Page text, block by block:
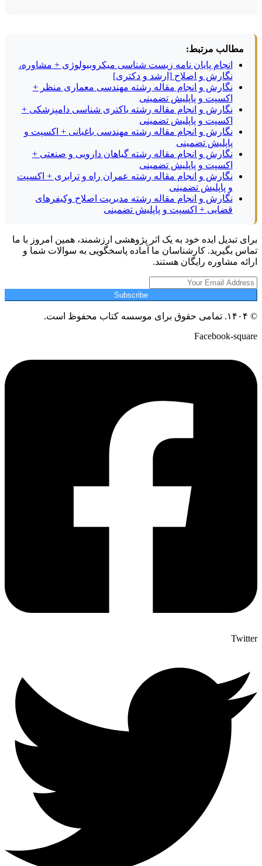
مطالب مرتبط:
انجام پایان نامه زیست شناسی میکروبیولوژی + مشاوره،
نگارش و اصلاح [ارشد و دکتری]
نگارش و انجام مقاله رشته مهندسی معماری منظر +
اکسپت و پاپلیش تضمینی
نگارش و انجام مقاله رشته باکتری شناسی دامپزشکی +
اکسپت و پاپلیش تضمینی
نگارش و انجام مقاله رشته مهندسی باغبانی + اکسپت و
پاپلیش تضمینی
نگارش و انجام مقاله رشته گیاهان دارویی و صنعتی +
اکسپت و پاپلیش تضمینی
نگارش و انجام مقاله رشته عمران راه و ترابری + اکسپت
و پاپلیش تضمینی
نگارش و انجام مقاله رشته مدیریت اصلاح وکیفرهای
قضایی + اکسپت و پاپلیش تضمینی
برای تبدیل ایده خود به یک اثر پژوهشی ارزشمند، همین امروز با ما
تماس بگیرید. کارشناسان ما آماده پاسخگویی به سوالات شما و
ارائه مشاوره رایگان هستند.
Subscribe
© ۱۴۰۴. تمامی حقوق برای موسسه کتاب محفوظ است.
Facebook-square
Twitter